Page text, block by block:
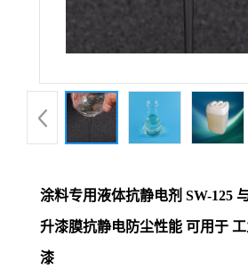
涂料专用液体抗静电剂 SW-125
升漆膜抗静电防尘性能 可用于
漆